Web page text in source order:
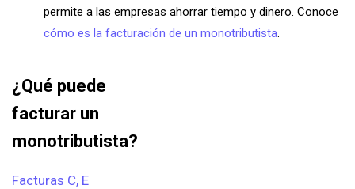
permite a las empresas ahorrar tiempo y dinero. Conoce
cómo es la facturación de un monotributista
¿Qué puede
facturar un
monotributista?
Facturas C, E